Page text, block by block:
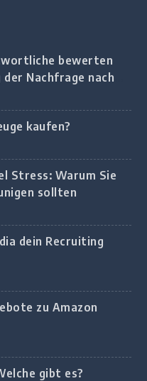
bewerten
Nachfrage nach
deutschen
kaufen?
Stress: Warum Sie
sollten
dein Recruiting
zu Amazon
gibt es?